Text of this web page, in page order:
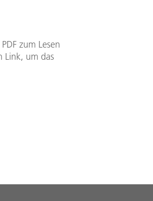
zum Lesen
Link, um das